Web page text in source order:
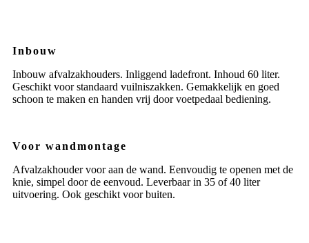
Inbouw
Inbouw afvalzakhouders. Inliggend ladefront. Inhoud 60 liter.
Geschikt voor standaard vuilniszakken. Gemakkelijk en goed
schoon te maken en handen vrij door voetpedaal bediening.
Voor wandmontage
Afvalzakhouder voor aan de wand. Eenvoudig te openen met de
knie, simpel door de eenvoud. Leverbaar in 35 of 40 liter
uitvoering. Ook geschikt voor buiten.